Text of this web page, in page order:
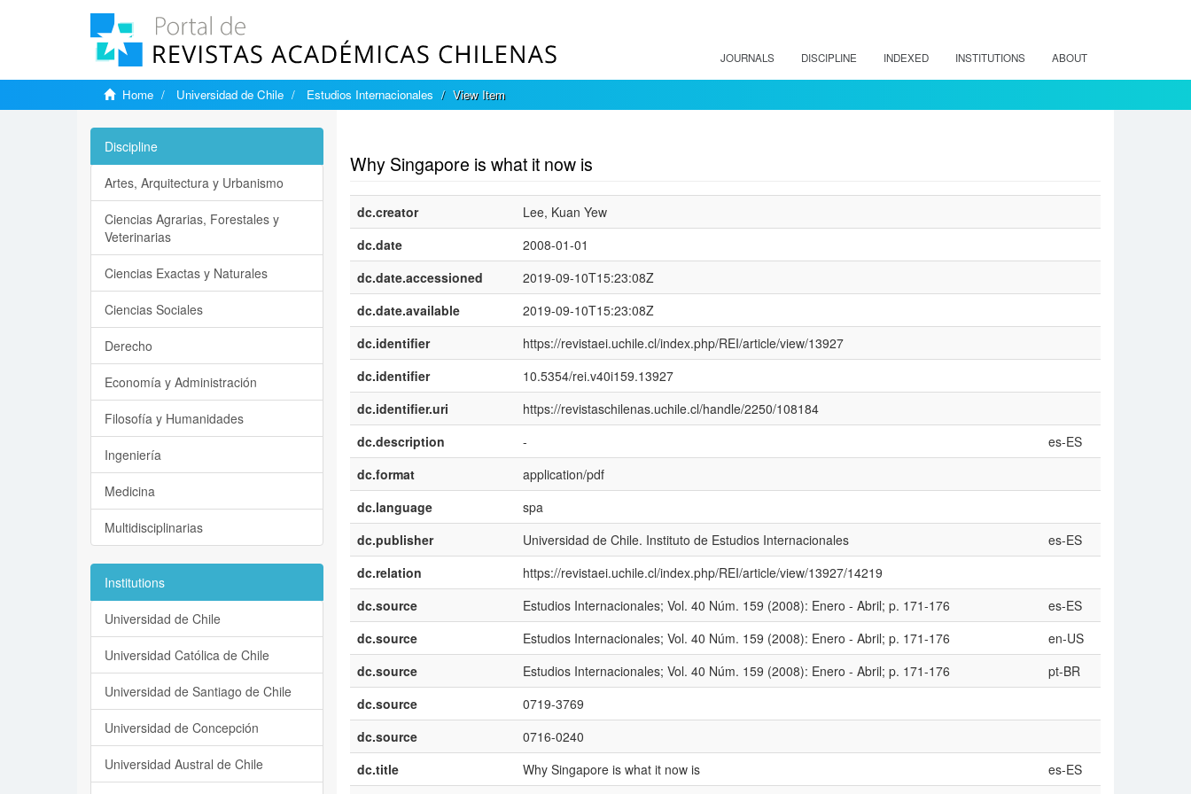
JOURNALS DISCIPLINE INDEXED INSTITUTIONS ABOUT
Home Universidad de Chile Estudios Internacionales View Item
Why Singapore is what it now is
dc.creator
Lee, Kuan Yew
dc.date
2008-01-01
dc.date.accessioned
2019-09-10T15:23:08Z
dc.date.available
2019-09-10T15:23:08Z
dc.identifier
https://revistaei.uchile.cl/index.php/REI/article/view/13927
dc.identifier
10.5354/rei.v40i159.13927
dc.identifier.uri
https://revistaschilenas.uchile.cl/handle/2250/108184
dc.description
-
es-ES
dc.format
application/pdf
dc.language
spa
dc.publisher
Universidad de Chile. Instituto de Estudios Internacionales
es-ES
dc.relation
https://revistaei.uchile.cl/index.php/REI/article/view/13927/14219
dc.source
Estudios Internacionales; Vol. 40 Núm. 159 (2008): Enero - Abril; p. 171-176
es-ES
dc.source
Estudios Internacionales; Vol. 40 Núm. 159 (2008): Enero - Abril; p. 171-176
en-US
dc.source
Estudios Internacionales; Vol. 40 Núm. 159 (2008): Enero - Abril; p. 171-176
pt-BR
dc.source
0719-3769
dc.source
0716-0240
dc.title
Why Singapore is what it now is
es-ES
Discipline
Artes, Arquitectura y Urbanismo
Ciencias Agrarias, Forestales y
Veterinarias
Ciencias Exactas y Naturales
Ciencias Sociales
Derecho
Economía y Administración
Filosofía y Humanidades
Ingeniería
Medicina
Multidisciplinarias
Institutions
Universidad de Chile
Universidad Católica de Chile
Universidad de Santiago de Chile
Universidad de Concepción
Universidad Austral de Chile